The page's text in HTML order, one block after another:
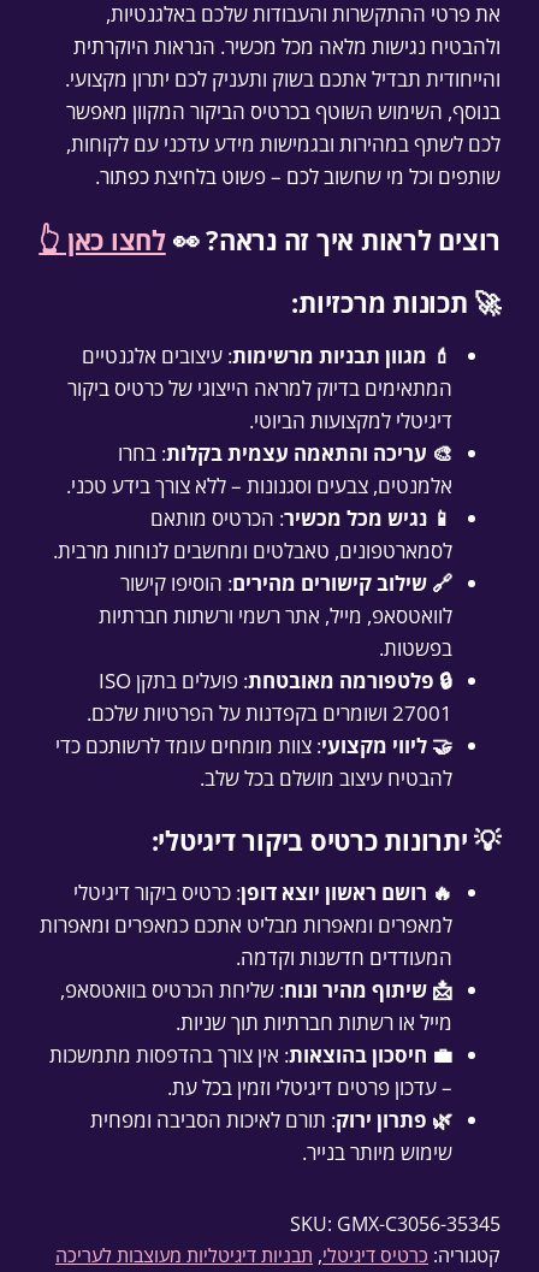
את פרטי ההתקשרות והעבודות שלכם באלגנטיות,
ולהבטיח נגישות מלאה מכל מכשיר. הנראות היוקרתית
והייחודית תבדיל אתכם בשוק ותעניק לכם יתרון מקצועי.
בנוסף, השימוש השוטף בכרטיס הביקור המקוון מאפשר
לכם לשתף במהירות ובגמישות מידע עדכני עם לקוחות,
שותפים וכל מי שחשוב לכם – פשוט בלחיצת כפתור.
רוצים לראות איך זה נראה? 👀לחצו כאן 👆
🚀 תכונות מרכזיות:
💄 מגוון תבניות מרשימות: עיצובים אלגנטיים
המתאימים בדיוק למראה הייצוגי של כרטיס ביקור
דיגיטלי למקצועות הביוטי.
🎨 עריכה והתאמה עצמית בקלות: בחרו
אלמנטים, צבעים וסגנונות – ללא צורך בידע טכני.
📱 נגיש מכל מכשיר: הכרטיס מותאם
לסמארטפונים, טאבלטים ומחשבים לנוחות מרבית.
🔗 שילוב קישורים מהירים: הוסיפו קישור
לוואטסאפ, מייל, אתר רשמי ורשתות חברתיות
בפשטות.
🔒 פלטפורמה מאובטחת
: פועלים בתקן ISO
27001 ושומרים בקפדנות על הפרטיות שלכם.
🤝 ליווי מקצועי: צוות מומחים עומד לרשותכם כדי
להבטיח עיצוב מושלם בכל שלב.
💡 יתרונות כרטיס ביקור דיגיטלי:
🔥 רושם ראשון יוצא דופן: כרטיס ביקור דיגיטלי
למאפרים ומאפרות מבליט אתכם כמאפרים ומאפרות
המעודדים חדשנות וקדמה.
📩 שיתוף מהיר ונוח: שליחת הכרטיס בוואטסאפ,
מייל או רשתות חברתיות תוך שניות.
💼 חיסכון בהוצאות: אין צורך בהדפסות מתמשכות
– עדכון פרטים דיגיטלי וזמין בכל עת.
🌿 פתרון ירוק: תורם לאיכות הסביבה ומפחית
שימוש מיותר בנייר.
SKU: GMX-C3056-35345
קטגוריה: כרטיס דיגיטלי, תבניות דיגיטליות מעוצבות לעריכה